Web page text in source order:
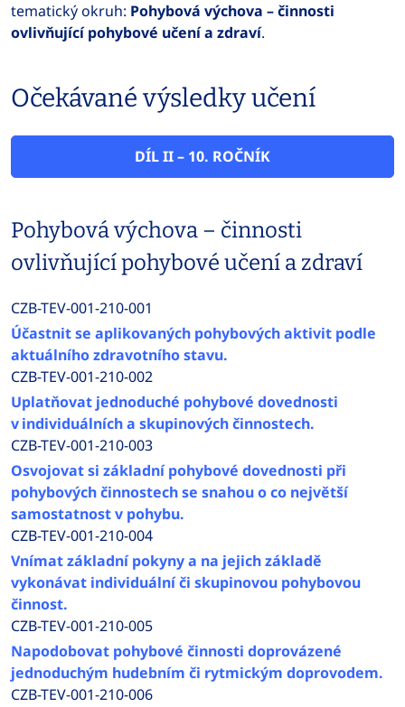
tematický okruh: Pohybová výchova – činnosti
ovlivňující pohybové učení a zdraví.
Očekávané výsledky učení
DÍL II – 10. ROČNÍK
Pohybová výchova – činnosti
ovlivňující pohybové učení a zdraví
CZB-TEV-001-210-001
Účastnit se aplikovaných pohybových aktivit podle
aktuálního zdravotního stavu.
CZB-TEV-001-210-002
Uplatňovat jednoduché pohybové dovednosti
v individuálních a skupinových činnostech.
CZB-TEV-001-210-003
Osvojovat si základní pohybové dovednosti při
pohybových činnostech se snahou o co největší
samostatnost v pohybu.
CZB-TEV-001-210-004
Vnímat základní pokyny a na jejich základě
vykonávat individuální či skupinovou pohybovou
činnost.
CZB-TEV-001-210-005
Napodobovat pohybové činnosti doprovázené
jednoduchým hudebním či rytmickým doprovodem.
CZB-TEV-001-210-006